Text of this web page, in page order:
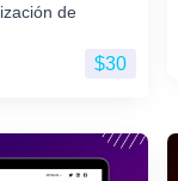
de
$30